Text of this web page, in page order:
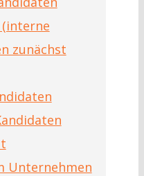
(interne
zunächst
Unternehmen